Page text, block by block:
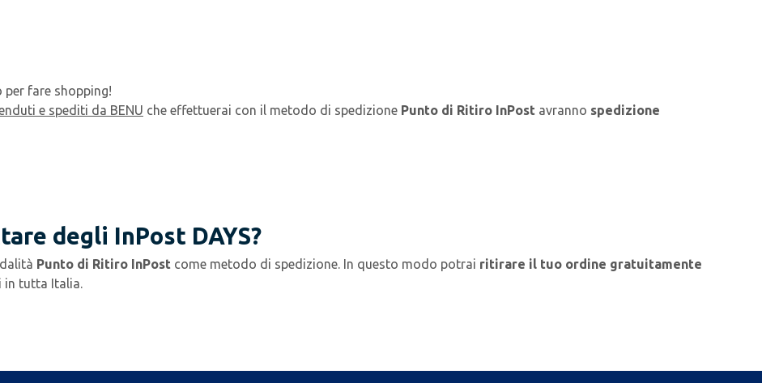
per fare shopping!
e spediti da BENU che effettuerai con il metodo di spedizione Punto di Ritiro InPost avranno spedizione
degli InPost DAYS?
Punto di Ritiro InPost come metodo di spedizione. In questo modo potrai ritirare il tuo ordine gratuitamente
in tutta Italia.